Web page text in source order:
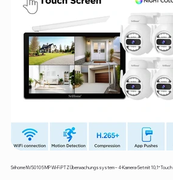
Srihome NVS010 5 MP Wi-Fi PTZ Überwachungssystem – 4-Kamera-Set mit 10,1″ Touch